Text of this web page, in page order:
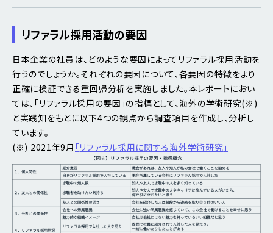
リファラル採用活動の要因
日本企業の社員は、どのような要因によってリファラル採用活動を
行うのでしょうか。それぞれの要因について、各要因の特徴をより
正確に検証できる重回帰分析を実施しました。本レポートにおい
ては、「リファラル採用の要因」の指標として、海外の学術研究(※)
と実践知をもとに以下4つの観点から調査項目を作成し、分析し
ています。
(※) 2021年9月 「リファラル採用に関する海外学術研究 」